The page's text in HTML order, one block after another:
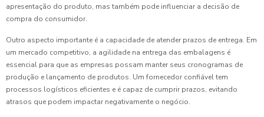
apresentação do produto, mas também pode influenciar a decisão de
compra do consumidor.
Outro aspecto importante é a capacidade de atender prazos de entrega. Em
um mercado competitivo, a agilidade na entrega das embalagens é
essencial para que as empresas possam manter seus cronogramas de
produção e lançamento de produtos. Um fornecedor confiável tem
processos logísticos eficientes e é capaz de cumprir prazos, evitando
atrasos que podem impactar negativamente o negócio.